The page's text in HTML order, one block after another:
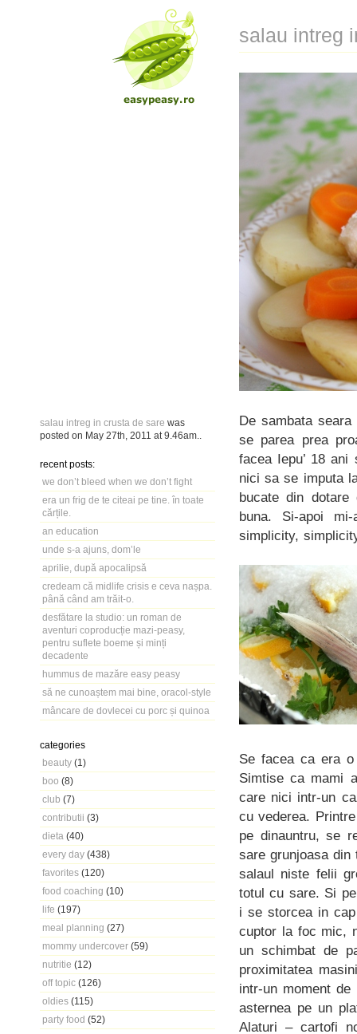
salau intreg in crusta de sare was
posted on May 27th, 2011 at 9.46am
recent posts:
we don’t bleed when we don’t fight
era un frig de te citeai pe tine. în toate
cărțile.
an education
unde s-a ajuns, dom’le
aprilie, după apocalipsă
credeam că midlife crisis e ceva nașpa.
până când am trăit-o.
desfătare la studio: un roman de
aventuri coproducție mazi-peasy,
pentru suflete boeme și minți
decadente
hummus de mazăre easy peasy
să ne cunoaștem mai bine, oracol-style
mâncare de dovlecei cu porc și quinoa
categories
beauty (1)
boo (8)
club (7)
contributii (3)
dieta (40)
every day (438)
favorites (120)
food coaching (10)
life (197)
meal planning (27)
mommy undercover (59)
nutritie (12)
off topic (126)
oldies (115)
party food (52)
salau intreg
De sambata
se parea prea
facea Iepu’ 18
nici sa se imputa
bucate din
buna. Si-apoi
simplicity,
Se facea ca era
Simtise ca mami
care nici intr-un
cu vederea.
pe dinauntru, se
sare grunjoasa din
salaul niste felii
totul cu sare. Si
i se storcea in
cuptor la foc mic,
un schimbat de
proximitatea
intr-un moment
asternea pe un
Alaturi – cartofi